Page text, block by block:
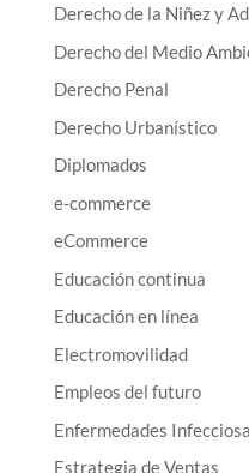
Derecho de la Niñez y
Derecho del Medio
Derecho Penal
Derecho Urbanístico
Diplomados
e-commerce
eCommerce
Educación continua
Educación en línea
Electromovilidad
Empleos del futuro
Enfermedades
Estrategia de Ventas